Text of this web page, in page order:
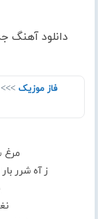
دانلود آهنگ
فاز موزیک >>>
مرغ
ز آه شرر